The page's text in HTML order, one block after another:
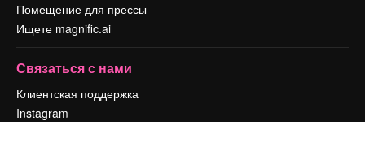
Помещение для прессы
Ищете magnific.ai
Связаться с нами
Клиентская поддержка
Instagram